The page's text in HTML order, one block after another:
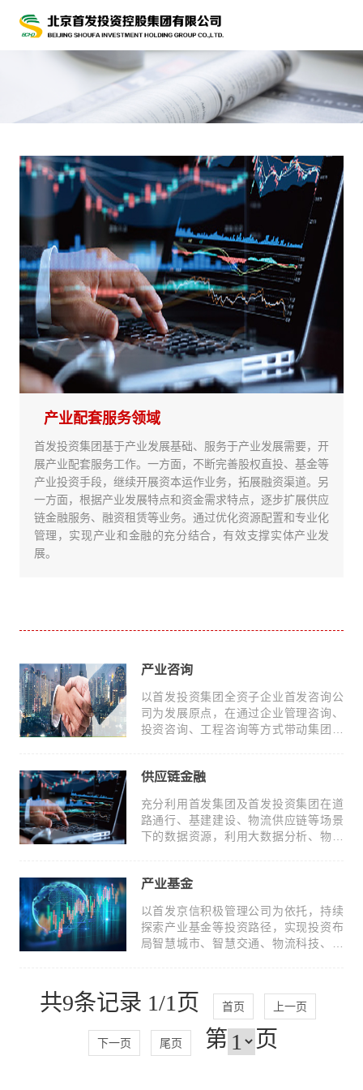
产业配套服务领域
首发投资集团基于产业发展基础、服务于产业发展需要，开
展产业配套服务工作。一方面，不断完善股权直投、基金等
产业投资手段，继续开展资本运作业务，拓展融资渠道。另
一方面，根据产业发展特点和资金需求特点，逐步扩展供应
链金融服务、融资租赁等业务。通过优化资源配置和专业化
管理，实现产业和金融的充分结合，有效支撑实体产业发
展。
产业咨询
以首发投资集团全资子企业首发咨询公
司为发展原点，在通过企业管理咨询、
投资咨询、工程咨询等方式带动集团内
验等核心发展要素，逐步打造首发咨询
供应链金融
充分利用首发集团及首发投资集团在道
路通行、基建建设、物流供应链等场景
下的数据资源，利用大数据分析、物联
产业基金
以首发京信积极管理公司为依托，持续
探索产业基金等投资路径，实现投资布
局智慧城市、智慧交通、物流科技、生
共9条记录 1/1页 首页 上一页
下一页 尾页 第 页